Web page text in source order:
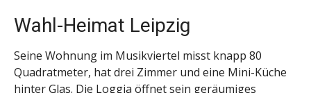
Wahl-Heimat Leipzig
Seine Wohnung im Musikviertel misst knapp 80
Quadratmeter, hat drei Zimmer und eine Mini-Küche
hinter Glas. Die Loggia öffnet sein geräumiges